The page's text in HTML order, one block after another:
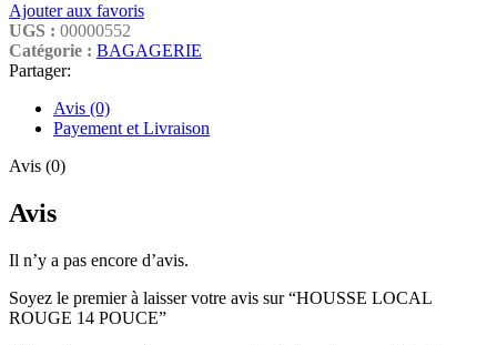
Ajouter aux favoris
UGS : 00000552
Catégorie : BAGAGERIE
Partager:
Avis (0)
Payement et Livraison
Avis (0)
Avis
Il n’y a pas encore d’avis.
Soyez le premier à laisser votre avis sur “HOUSSE LOCAL
ROUGE 14 POUCE”